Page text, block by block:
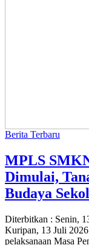
Berita Terbaru
MPLS
Dimulai,
Budaya
Diterbitkan : Senin,
Kuripan, 13 Juli
pelaksanaan Masa